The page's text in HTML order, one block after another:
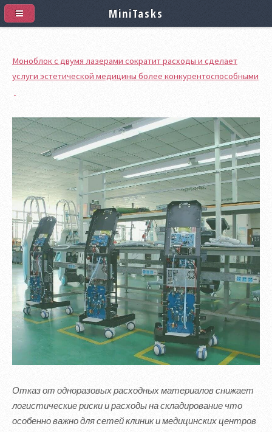
Моноблок с двумя лазерами сократит расходы и сделает
услуги эстетической медицины более конкурентоспособными
Отказ от одноразовых расходных материалов снижает
логистические риски и расходы на складирование что
особенно важно для сетей клиник и медицинских центров
MiniTasks